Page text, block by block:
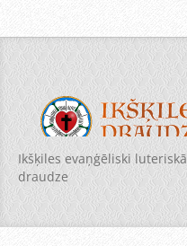
Ikšķiles evaņģēliski luteriskā
draudze